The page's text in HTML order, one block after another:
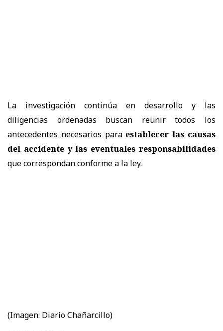
La investigación continúa en desarrollo y las
diligencias ordenadas buscan reunir todos los
antecedentes necesarios para establecer las causas
del accidente y las eventuales responsabilidades
que correspondan conforme a la ley.
(Imagen: Diario Chañarcillo)